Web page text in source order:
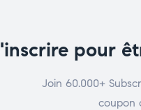
pour
Join 60.000+
coupon